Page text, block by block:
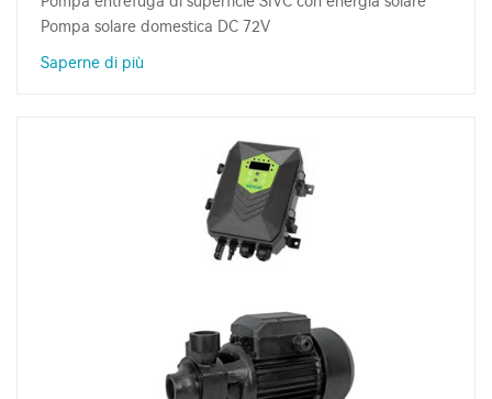
Pompa solare domestica DC 72V
Saperne di più